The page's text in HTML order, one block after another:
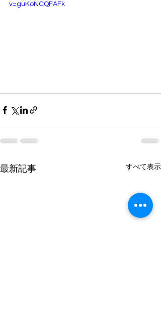
v=guKoNCQFAFk
最新記事 すべて表示